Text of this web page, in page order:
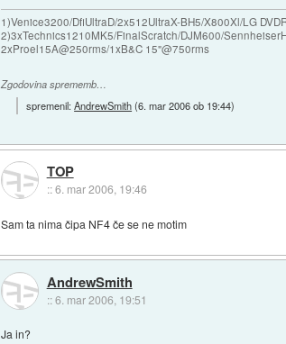
1)Venice3200/DfiUltraD/2x512UltraX-BH5/X800Xl/LG
2)3xTechnics1210MK5/FinalScratch/DJM600/
2xProel15A@250rms/1xB&C 15"@750rms
Zgodovina sprememb…
spremenil:AndrewSmith(6. mar 2006 ob 19:44)
TOP
::6. mar 2006, 19:46
Sam ta nima čipa NF4 če se ne motim
AndrewSmith
::6. mar 2006, 19:51
Ja in?